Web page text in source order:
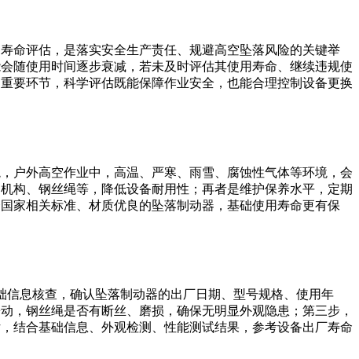
命评估，是落实安全生产责任、规避高空坠落风险的关键举
随使用时间逐步衰减，若未及时评估其使用寿命、继续违规使
要环节，科学评估既能保障作业安全，也能合理控制设备更换
户外高空作业中，高温、严寒、雨雪、腐蚀性气体等环境，会
构、钢丝绳等，降低设备耐用性；再者是维护保养水平，定期
家相关标准、材质优良的坠落制动器，基础使用寿命更有保
息核查，确认坠落制动器的出厂日期、型号规格、使用年
钢丝绳是否有断丝、磨损，确保无明显外观隐患；第三步，
结合基础信息、外观检测、性能测试结果，参考设备出厂寿命